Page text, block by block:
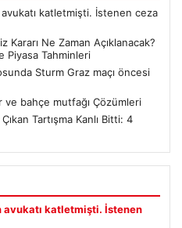
katletmişti. İstenen ceza
Kararı Ne Zaman Açıklanacak?
Piyasa Tahminleri
Sturm Graz maçı öncesi
ve bahçe mutfağı Çözümleri
Tartışma Kanlı Bitti: 4
avukatı katletmişti. İstenen